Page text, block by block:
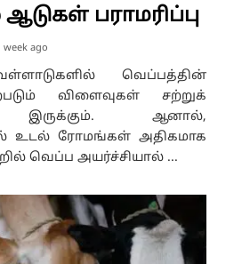
பராமரிப்பு
week ago
வெப்பத்தின்
விளைவுகள் சற்றுக்
இருக்கும். ஆனால்,
உடல் ரோமங்கள் அதிகமாக
வெப்ப அயர்ச்சியால் ...